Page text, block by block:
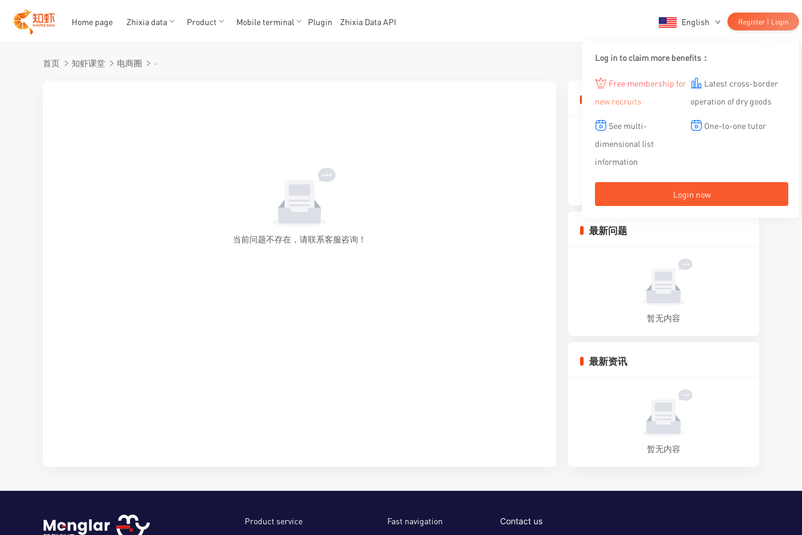
Home page Zhixia data Product Mobile terminal Plugin Zhixia Data API English Register | Login
Log in to claim more benefits：
Free membership for
new recruits
Latest cross-border
operation of dry goods
See multi-
dimensional list
information
One-to-one tutor
Login now
首页 知虾课堂 电商圈 -
当前问题不存在，请联系客服咨询！
相关文章
最新问题
暂无内容
最新资讯
暂无内容
Product service Fast navigation Contact us